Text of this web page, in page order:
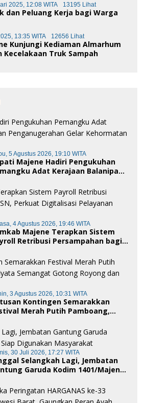
2025, 12:08 WITA 13195 Lihat
dan Peluang Kerja bagi Warga
13:35 WITA 12656 Lihat
Kunjungi Kediaman Almarhum
Kecelakaan Truk Sampah
5 Agustus 2026, 19:10 WITA
Majene Hadiri Pengukuhan
Adat Kerajaan Balanipa
Adat
4 Agustus 2026, 19:46 WITA
Majene Terapkan Sistem
Retribusi Persampahan bagi
3 Agustus 2026, 10:31 WITA
Kontingen Semarakkan
Merah Putih Pamboang,
dan Cinta Tanah Air
30 Juli 2026, 17:27 WITA
Selangkah Lagi, Jembatan
Garuda Kodim 1401/Majene